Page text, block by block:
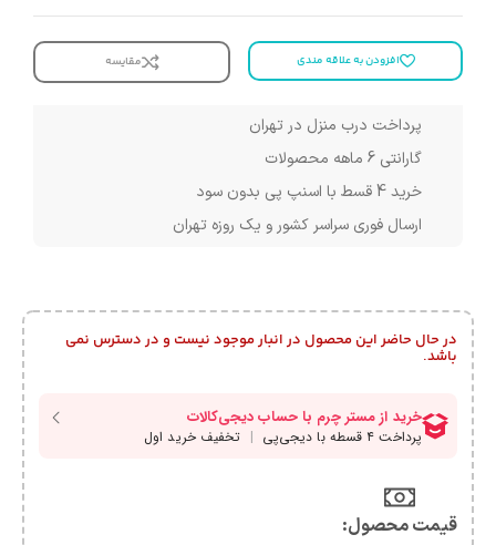
افزودن به علاقه مندی مقایسه
پرداخت درب منزل در تهران
گارانتی 6 ماهه محصولات
خرید 4 قسط با اسنپ پی بدون سود
ارسال فوری سراسر کشور و یک روزه تهران
در حال حاضر این محصول در انبار موجود نیست و در دسترس نمی
باشد.
قیمت محصول:​